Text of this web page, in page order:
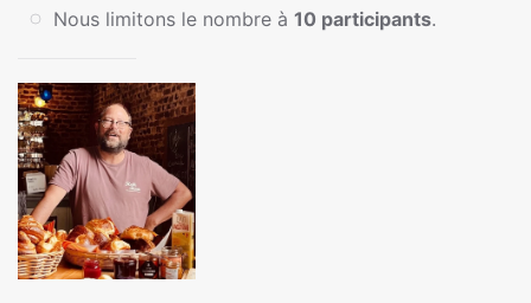
Nous limitons le nombre à 10 participants.